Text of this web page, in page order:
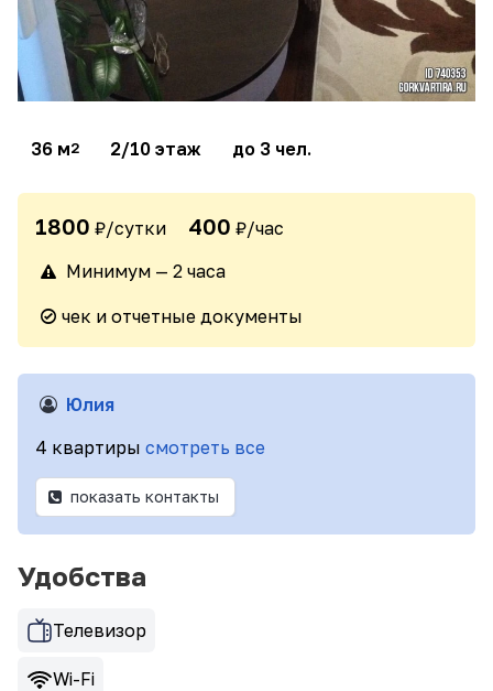
36 м2 2/10 этаж до 3 чел.
1800 ₽/сутки 400 ₽/час
Минимум — 2 часа
чек и отчетные документы
Юлия
4 квартиры смотреть все
показать контакты
Удобства
Телевизор
Wi-Fi